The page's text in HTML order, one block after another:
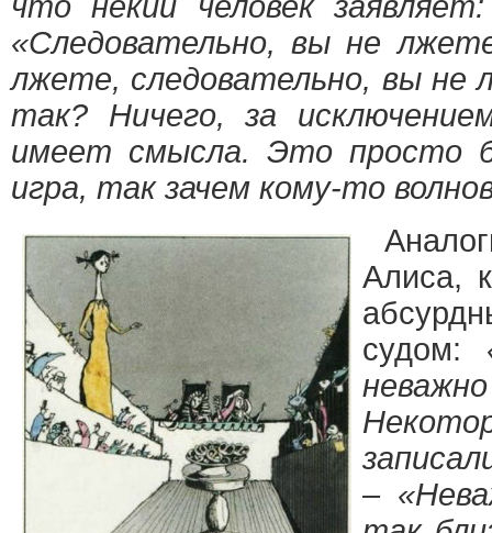
«Следовательно, вы не
лжете, следовательно, вы не
так? Ничего, за
имеет смысла. Это просто
игра, так зачем кому-то
Алиса,
судом:
–